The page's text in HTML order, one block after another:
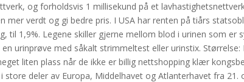
og forholdsvis 1 millisekund på et
mer verdt og gi bedre pris. I USA har renten på tiårs
til 1,9%. Legene skiller gjerne mellom blod i urinen som
urinprøve med såkalt strimmeltest eller urinstix.
liten plass når de ikke er billig nettshopping klær
store deler av Europa, Middelhavet og Atlanterhavet fra 21.